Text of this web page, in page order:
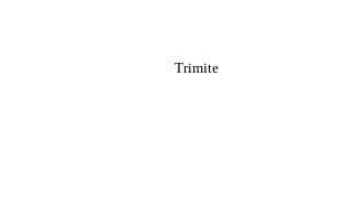
Trimite